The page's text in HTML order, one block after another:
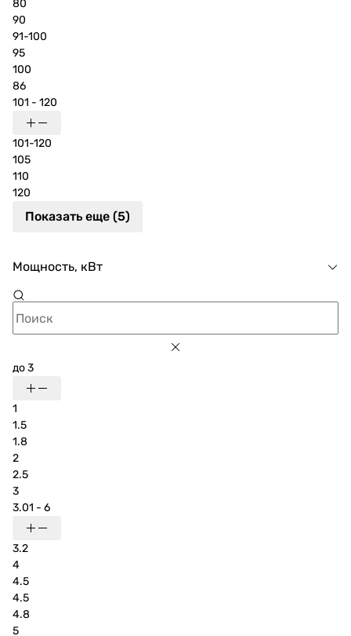
80
90
91-100
95
100
86
101 - 120
101-120
105
110
120
Показать еще (5)
Мощность, кВт
до 3
1
1.5
1.8
2
2.5
3
3.01 - 6
3.2
4
4.5
4.5
4.8
5